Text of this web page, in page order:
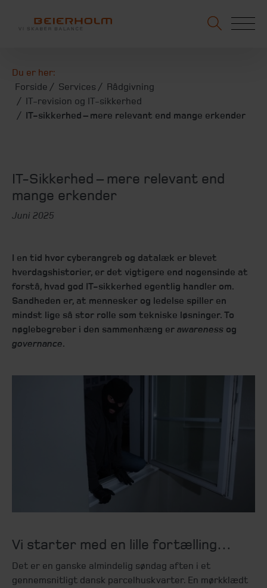
Du er her:
Forside
Services
Rådgivning
IT-revision og IT-sikkerhed
IT-sikkerhed – mere relevant end mange erkender
IT-Sikkerhed – mere relevant end
mange erkender
Juni 2025
I en tid hvor cyberangreb og datalæk er blevet
hverdagshistorier, er det vigtigere end nogensinde at
forstå, hvad god IT-sikkerhed egentlig handler om.
Sandheden er, at mennesker og ledelse spiller en
mindst lige så stor rolle som tekniske løsninger. To
nøglebegreber i den sammenhæng er awareness og
governance.
Vi starter med en lille fortælling…
Det er en ganske almindelig søndag aften i et
gennemsnitligt dansk parcelhuskvarter. En mørkklædt